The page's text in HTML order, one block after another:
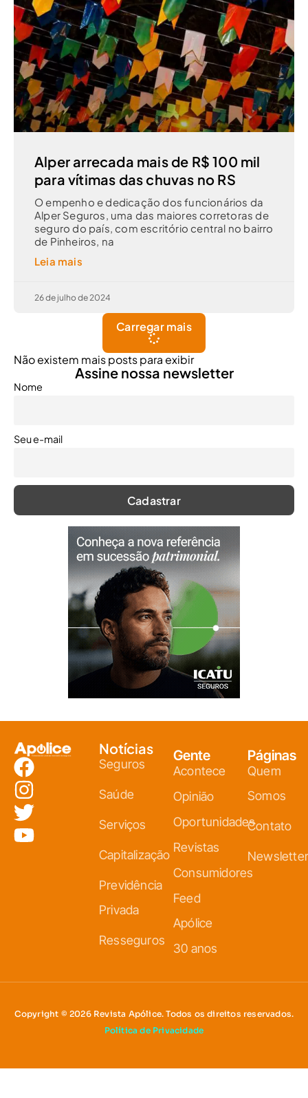
Alper arrecada mais de R$ 100 mil
para vítimas das chuvas no RS
O empenho e dedicação dos funcionários da
Alper Seguros, uma das maiores corretoras de
seguro do país, com escritório central no bairro
de Pinheiros, na
Leia mais
26 de julho de 2024
Carregar mais
Não existem mais posts para exibir
Assine nossa newsletter
Nome
Seu e-mail
Notícias
Seguros
Saúde
Serviços
Capitalização
Previdência
Privada
Resseguros
Gente
Acontece
Opinião
Oportunidades
Revistas
Consumidores
Feed
Apólice
30 anos
Páginas
Quem
Somos
Contato
Newsletter
Copyright © 2026 Revista Apólice. Todos os direitos reservados.
Política de Privacidade